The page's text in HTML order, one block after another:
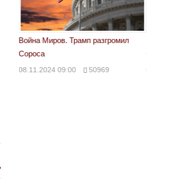
Война Миров. Трамп разгромил
Сороса
08.11.2024 09:00 50969